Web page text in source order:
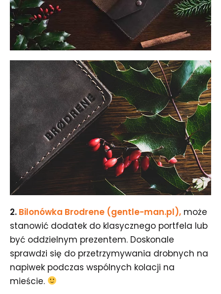
2. Bilonówka Brodrene (gentle-man.pl), może
stanowić dodatek do klasycznego portfela lub
być oddzielnym prezentem. Doskonale
sprawdzi się do przetrzymywania drobnych na
napiwek podczas wspólnych kolacji na
mieście.